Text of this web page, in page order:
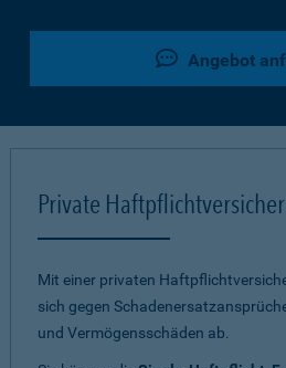
Angebot
Private
Mit einer privaten
sich gegen
und Vermögensschäden ab.